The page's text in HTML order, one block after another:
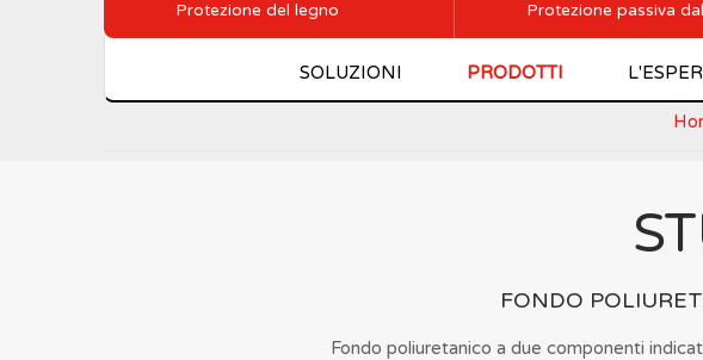
Protezione del legno Protezione passiva
SOLUZIONI PRODOTTI
FONDO
Fondo poliuretanico a due componenti